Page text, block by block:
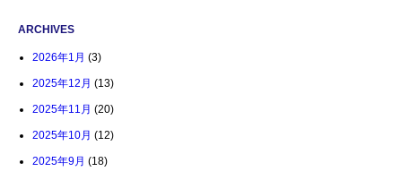
ARCHIVES
2026年1月 (3)
2025年12月 (13)
2025年11月 (20)
2025年10月 (12)
2025年9月 (18)